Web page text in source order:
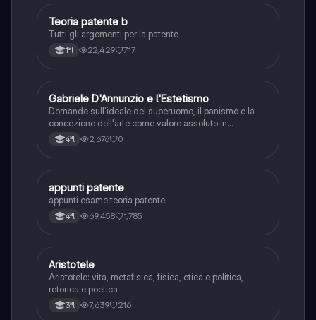
Altro
Teoria patente b
Tutti gli argomenti per la patente
1ªl 22,429 717
GItaliano
Gabriele D'Annunzio e l'Estetismo
Domande sull'ideale del superuomo, il panismo e la
concezione dell'arte come valore assoluto in
D'Annunzio.
4ªl 2,676 0
Altro
appunti patente
appunti esame teoria patente
4ªl 69,458 1,785
Filosofia
Aristotele
Aristotele: vita, metafisica, fisica, etica e politica,
retorica e poetica
3ªl 7,639 216